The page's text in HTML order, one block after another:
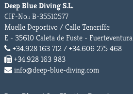
Deep Blue Diving S.L.
CIF-No.: B-35510577
Muelle Deportivo / Calle Teneriffe
E - 35610 Caleta de Fuste - Fuerteventura
+34.928 163 712 / +34.606 275 468
+34.928 163 983
info@deep-blue-diving.com